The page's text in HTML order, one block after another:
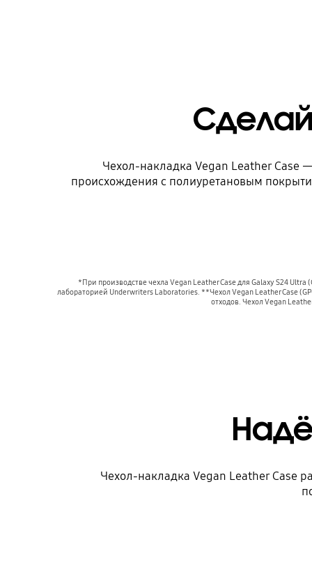
Чехол-накладка Vegan Leather Case —
происхождения с полиуретановым
*При производстве чехла Vegan Leather Case для Galaxy S24
лабораторией Underwriters Laboratories. **Чехол Vegan Leather Case
отходов. Чехол Vegan
Чехол-накладка Vegan Leather Case